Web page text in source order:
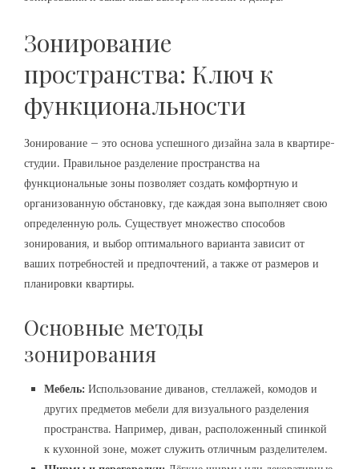
Зонирование
пространства: Ключ к
функциональности
Зонирование – это основа успешного дизайна зала в квартире-
студии. Правильное разделение пространства на
функциональные зоны позволяет создать комфортную и
организованную обстановку, где каждая зона выполняет свою
определенную роль. Существует множество способов
зонирования, и выбор оптимального варианта зависит от
ваших потребностей и предпочтений, а также от размеров и
планировки квартиры.
Основные методы
зонирования
Мебель: Использование диванов, стеллажей, комодов и
других предметов мебели для визуального разделения
пространства. Например, диван, расположенный спинкой
к кухонной зоне, может служить отличным разделителем.